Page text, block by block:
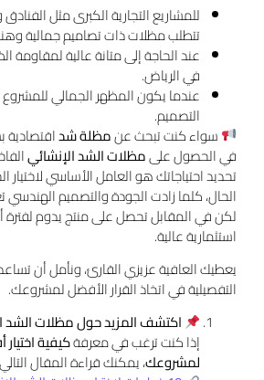
للمشاريع التجارية الكبرى مثل الفنادق
تتطلب مظلات ذات تصاميم جمالية
عند الحاجة إلى متانة عالية لمقاومة
في الرياض.
عندما يكون المظهر الجمالي
التصميم.
سواء كنت تبحث عنمظلة شد
في الحصول علىمظلات الشد الإنشائي
تحديد احتياجاتك هو العامل الأساسي لاختيار
الحال، كلما زادت الجودة والتصميم الهندسي
لكن في المقابل تحصل على منتج يدوم
استثمارية عالية.
يعطيك العافية عزيزي القارئ، ونأمل أن
التفصيلية في اتخاذ القرار الأفضل لمشروعك.
اكتشف المزيد حول مظلات الشد
إذا كنت ترغب في معرفةكيفية
لمشروعك، يمكنك قراءة المقال